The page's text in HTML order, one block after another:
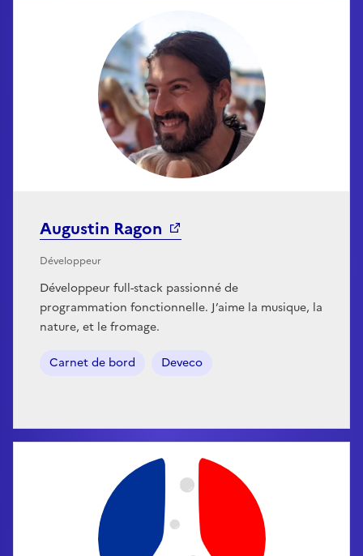
Augustin Ragon
Développeur
Développeur full-stack passionné de
programmation fonctionnelle. J’aime la musique, la
nature, et le fromage.
Carnet de bord Deveco